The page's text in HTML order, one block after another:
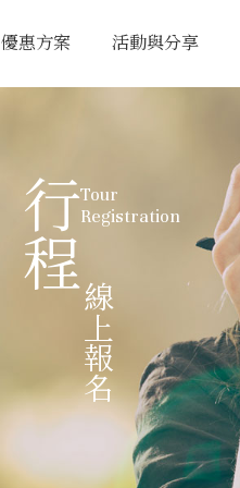
優惠方案 活動與分享
行程
線上報名
Tour
Registration